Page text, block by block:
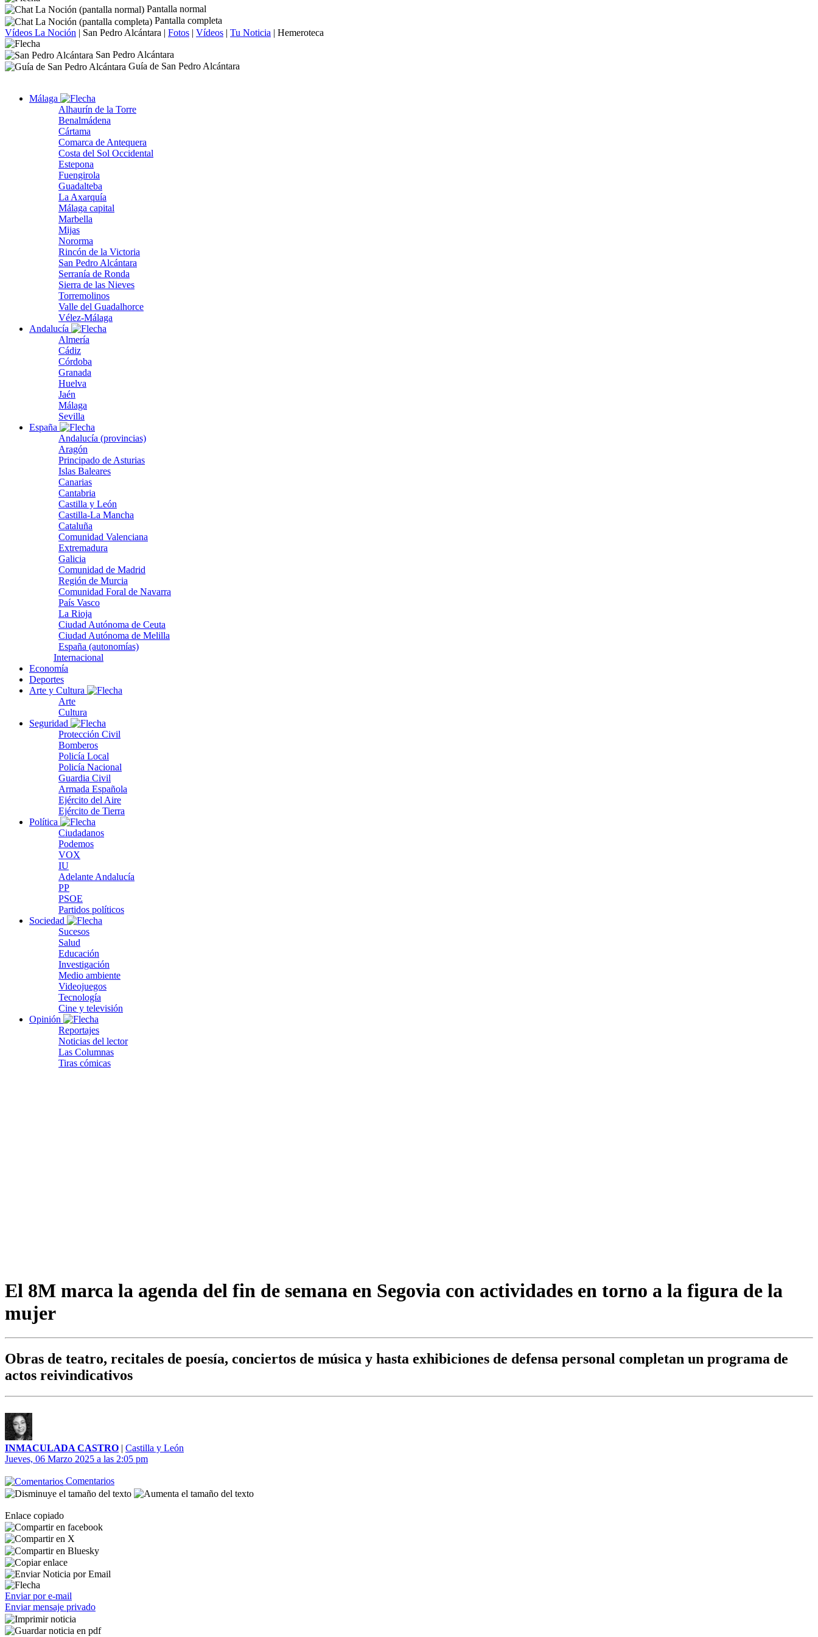
Pantalla normal
Pantalla completa
Vídeos La Noción | San Pedro Alcántara | Fotos | Vídeos | Tu Noticia | Hemeroteca
San Pedro Alcántara
Guía de San Pedro Alcántara
Málaga
Alhaurín de la Torre
Benalmádena
Cártama
Comarca de Antequera
Costa del Sol Occidental
Estepona
Fuengirola
Guadalteba
La Axarquía
Málaga capital
Marbella
Mijas
Nororma
Rincón de la Victoria
San Pedro Alcántara
Serranía de Ronda
Sierra de las Nieves
Torremolinos
Valle del Guadalhorce
Vélez-Málaga
Andalucía
Almería
Cádiz
Córdoba
Granada
Huelva
Jaén
Málaga
Sevilla
España
Andalucía (provincias)
Aragón
Principado de Asturias
Islas Baleares
Canarias
Cantabria
Castilla y León
Castilla-La Mancha
Cataluña
Comunidad Valenciana
Extremadura
Galicia
Comunidad de Madrid
Región de Murcia
Comunidad Foral de Navarra
País Vasco
La Rioja
Ciudad Autónoma de Ceuta
Ciudad Autónoma de Melilla
España (autonomías)
Internacional
Economía
Deportes
Arte y Cultura
Arte
Cultura
Seguridad
Protección Civil
Bomberos
Policía Local
Policía Nacional
Guardia Civil
Armada Española
Ejército del Aire
Ejército de Tierra
Política
Ciudadanos
Podemos
VOX
IU
Adelante Andalucía
PP
PSOE
Partidos políticos
Sociedad
Sucesos
Salud
Educación
Investigación
Medio ambiente
Videojuegos
Tecnología
Cine y televisión
Opinión
Reportajes
Noticias del lector
Las Columnas
Tiras cómicas
El 8M marca la agenda del fin de semana en Segovia con actividades en torno a la figura de la
mujer
Obras de teatro, recitales de poesía, conciertos de música y hasta exhibiciones de defensa personal completan un programa de
actos reivindicativos
INMACULADA CASTRO | Castilla y León
Jueves, 06 Marzo 2025 a las 2:05 pm
Comentarios
Enlace copiado
Enviar por e-mail
Enviar mensaje privado